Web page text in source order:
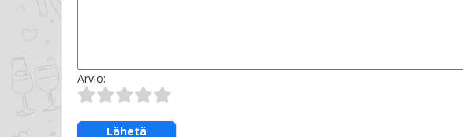
Arvio:
Lähetä